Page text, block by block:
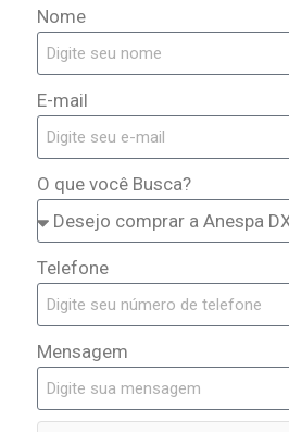
Nome
E-mail
O que você Busca?
Telefone
Mensagem